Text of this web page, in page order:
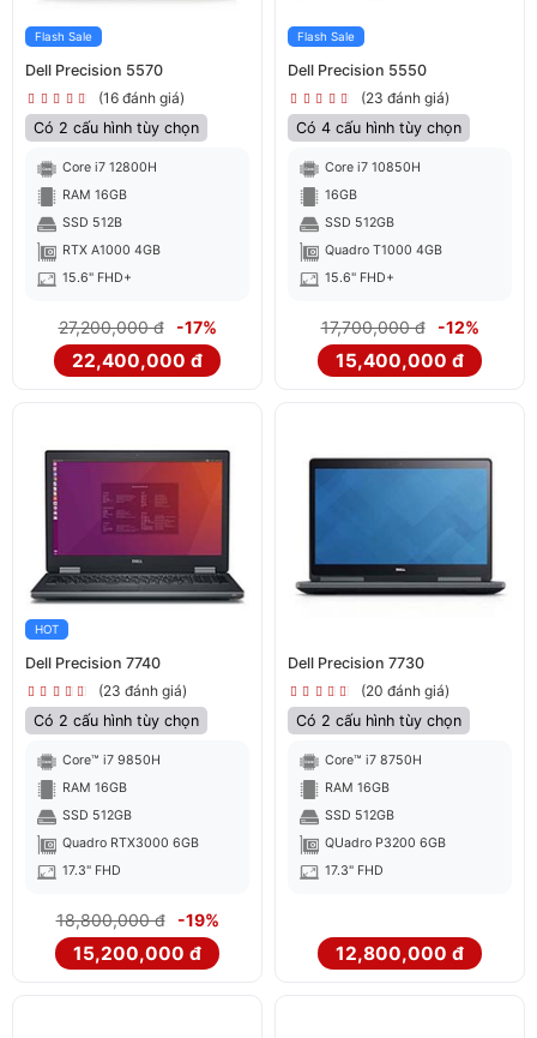
Flash Sale
Dell Precision 5570
(16 đánh giá)
Có 2 cấu hình tùy chọn
Core i7 12800H
RAM 16GB
SSD 512B
RTX A1000 4GB
15.6" FHD+
27,200,000 đ -17%
22,400,000 đ
Flash Sale
Dell Precision 5550
(23 đánh giá)
Có 4 cấu hình tùy chọn
Core i7 10850H
16GB
SSD 512GB
Quadro T1000 4GB
15.6" FHD+
17,700,000 đ -12%
15,400,000 đ
HOT
Dell Precision 7740
(23 đánh giá)
Có 2 cấu hình tùy chọn
Core™ i7 9850H
RAM 16GB
SSD 512GB
Quadro RTX3000 6GB
17.3" FHD
18,800,000 đ -19%
15,200,000 đ
Dell Precision 7730
(20 đánh giá)
Có 2 cấu hình tùy chọn
Core™ i7 8750H
RAM 16GB
SSD 512GB
QUadro P3200 6GB
17.3" FHD
12,800,000 đ